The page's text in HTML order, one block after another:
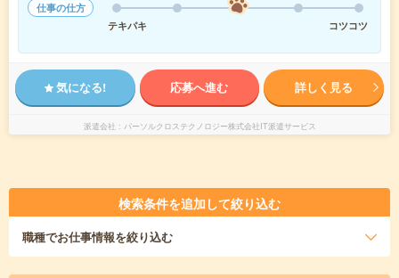
仕事の仕方
テキパキ
コツコツ
気になる! 応募へ進む 詳しく見る
派遣会社 パーソルクロステクノロジー株式会社IT派遣サービス
検索条件を追加して絞り込む
職種でお仕事情報を絞り込む